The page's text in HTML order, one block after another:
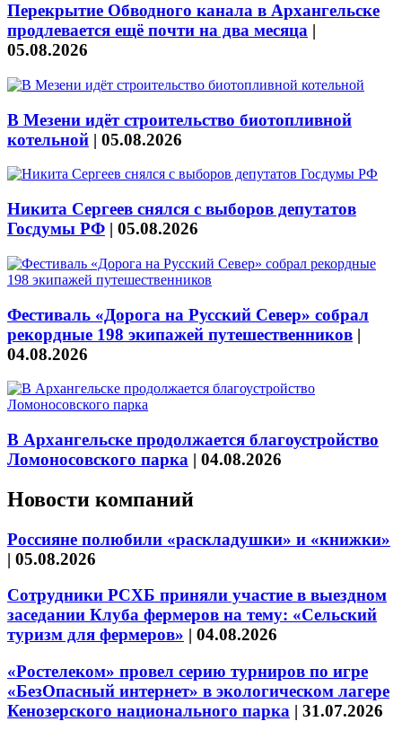
Перекрытие Обводного канала в Архангельске
продлевается ещё почти на два месяца |
05.08.2026
В Мезени идёт строительство биотопливной
котельной | 05.08.2026
Никита Сергеев снялся с выборов депутатов
Госдумы РФ | 05.08.2026
Фестиваль «Дорога на Русский Север» собрал
рекордные 198 экипажей путешественников |
04.08.2026
В Архангельске продолжается благоустройство
Ломоносовского парка | 04.08.2026
Новости компаний
Россияне полюбили «раскладушки» и «книжки»
| 05.08.2026
Сотрудники РСХБ приняли участие в выездном
заседании Клуба фермеров на тему: «Сельский
туризм для фермеров» | 04.08.2026
«Ростелеком» провел серию турниров по игре
«БезОпасный интернет» в экологическом лагере
Кенозерского национального парка | 31.07.2026